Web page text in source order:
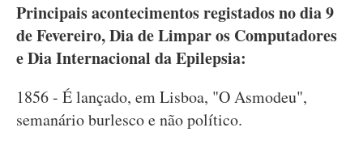
Principais acontecimentos registados no dia 9
de Fevereiro, Dia de Limpar os Computadores
e Dia Internacional da Epilepsia:
1856 - É lançado, em Lisboa, "O Asmodeu",
semanário burlesco e não político.